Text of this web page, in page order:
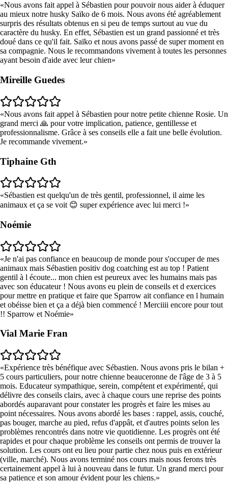
Nous avons fait appel à Sébastien pour pouvoir nous aider à éduquer
au mieux notre husky Saïko de 6 mois. Nous avons été agréablement
surpris des résultats obtenus en si peu de temps surtout au vue du
caractère du husky. En effet, Sébastien est un grand passionné et très
doué dans ce qu'il fait. Saïko et nous avons passé de super moment en
sa compagnie. Nous le recommandons vivement à toutes les personnes
ayant besoin d'aide avec leur chien
Mireille Guedes
Nous avons fait appel à Sébastien pour notre petite chienne Rosie. Un
grand merci 🙏 pour votre implication, patience, gentillesse et
professionnalisme. Grâce à ses conseils elle a fait une belle évolution.
Je recommande vivement.
Tiphaine Gth
Sébastien est quelqu'un de très gentil, professionnel, il aime les
animaux et ça se voit 😊 super expérience avec lui merci !
Noémie
Je n'ai pas confiance en beaucoup de monde pour s'occuper de mes
animaux mais Sébastien positiv dog coatching est au top ! Patient
gentil à l écoute... mon chien est peureux avec les humains mais pas
avec son éducateur ! Nous avons eu plein de conseils et d exercices
pour mettre en pratique et faire que Sparrow ait confiance en l humain
et obéisse bien et ça a déjà bien commencé ! Merciiii encore pour tout
!! Sparrow et Noémie
Vial Marie Fran
Expérience très bénéfique avec Sébastien. Nous avons pris le bilan +
5 cours particuliers, pour notre chienne beauceronne de l'âge de 3 à 5
mois. Educateur sympathique, serein, compétent et expérimenté, qui
délivre des conseils clairs, avec à chaque cours une reprise des points
abordés auparavant pour constater les progrès et faire les mises au
point nécessaires. Nous avons abordé les bases : rappel, assis, couché,
pas bouger, marche au pied, refus d'appât, et d'autres points selon les
problèmes rencontrés dans notre vie quotidienne. Les progrès ont été
rapides et pour chaque problème les conseils ont permis de trouver la
solution. Les cours ont eu lieu pour partie chez nous puis en extérieur
(ville, marché). Nous avons terminé nos cours mais nous ferons très
certainement appel à lui à nouveau dans le futur. Un grand merci pour
sa patience et son amour évident pour les chiens.